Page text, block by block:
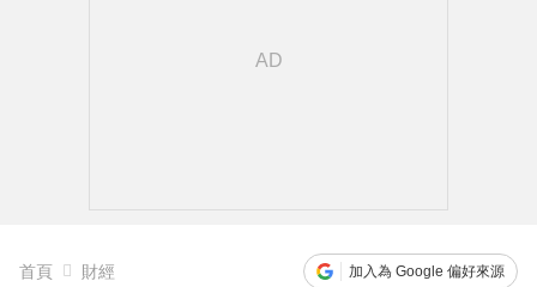
首頁 財經 加入為 Google 偏好來源